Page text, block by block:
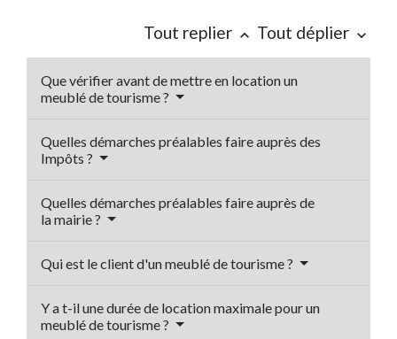
Tout replier keyboard_arrow_up Tout déplier keyboard_arrow_down
Que vérifier avant de mettre en location un
meublé de tourisme ?
Quelles démarches préalables faire auprès des
Impôts ?
Quelles démarches préalables faire auprès de
la mairie ?
Qui est le client d'un meublé de tourisme ?
Y a t-il une durée de location maximale pour un
meublé de tourisme ?